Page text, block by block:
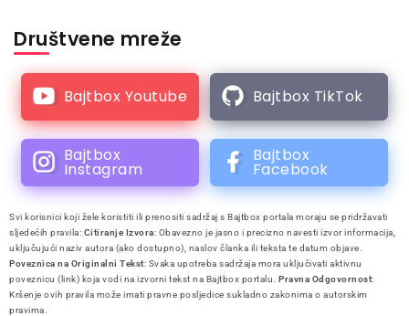
Društvene mreže
Bajtbox Youtube Bajtbox TikTok
Bajtbox
Instagram
Bajtbox
Facebook
Svi korisnici koji žele koristiti ili prenositi sadržaj s Bajtbox portala moraju se pridržavati
sljedećih pravila: Citiranje Izvora: Obavezno je jasno i precizno navesti izvor informacija,
uključujući naziv autora (ako dostupno), naslov članka ili teksta te datum objave.
Poveznica na Originalni Tekst: Svaka upotreba sadržaja mora uključivati aktivnu
poveznicu (link) koja vodi na izvorni tekst na Bajtbox portalu. Pravna Odgovornost:
Kršenje ovih pravila može imati pravne posljedice sukladno zakonima o autorskim
pravima.